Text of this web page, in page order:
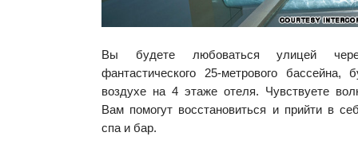
Вы будете любоваться улицей
фантастического 25-метрового бассейна,
воздухе на 4 этаже отеля. Чувствуете
Вам помогут восстановиться и прийти в
спа и бар.